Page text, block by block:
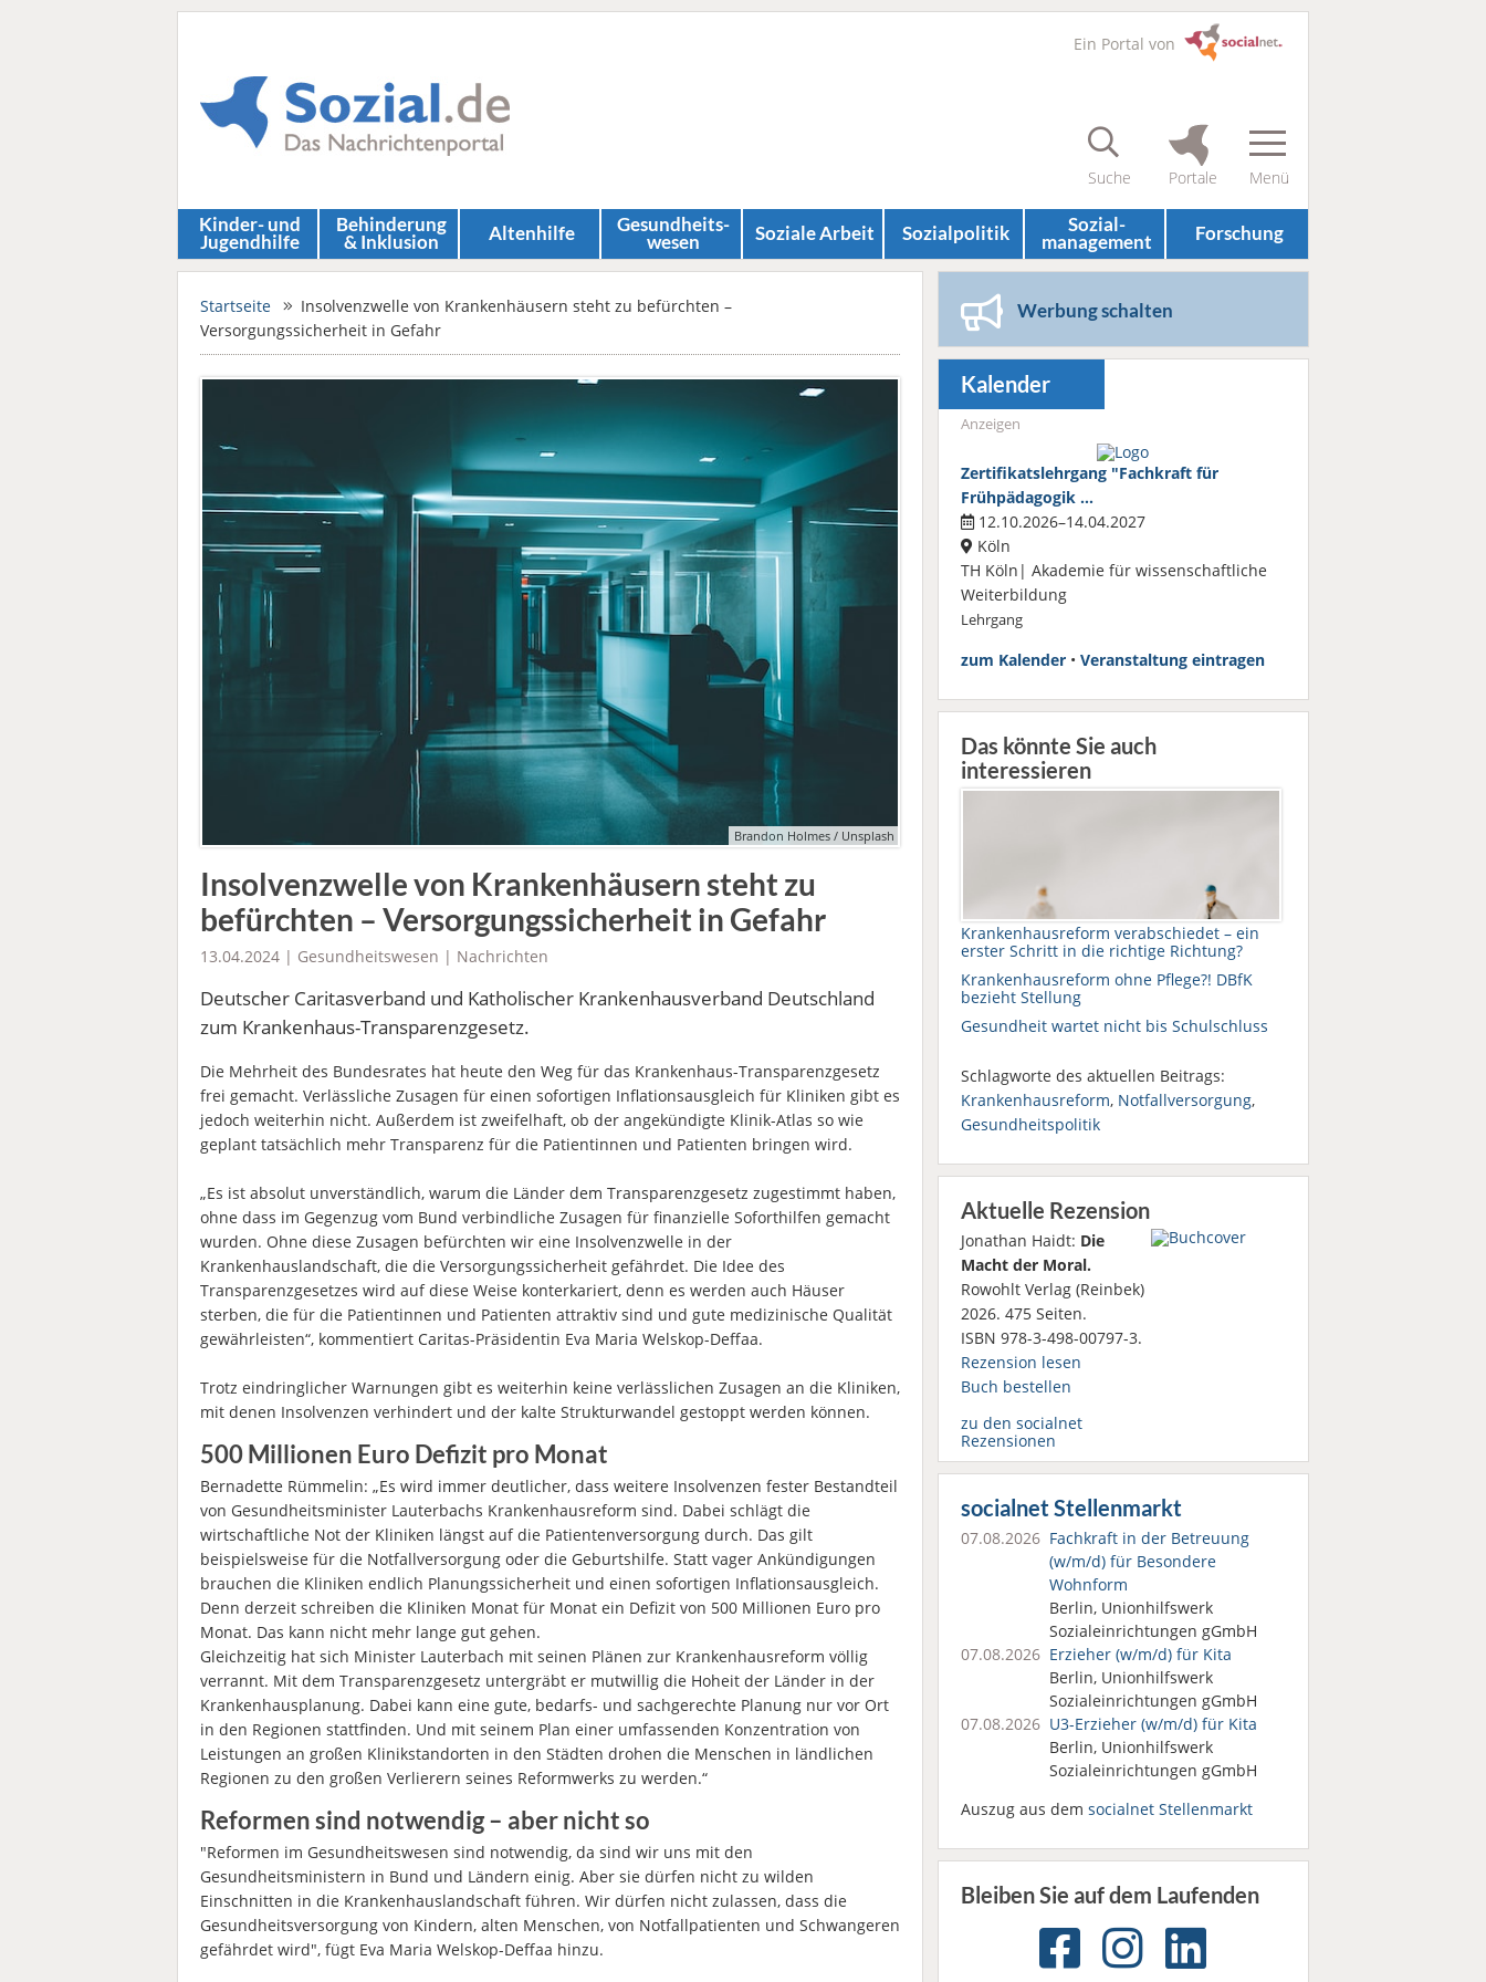
Ein Portal von
Kinder- und
Jugendhilfe
Behinderung
& Inklusion Altenhilfe Gesundheits­
wesen Soziale Arbeit Sozial­politik Sozial­
management Forschung
Startseite
Insolvenzwelle von Krankenhäusern steht zu befürchten –
Versorgungssicherheit in Gefahr
Brandon Holmes / Unsplash
Insolvenzwelle von Krankenhäusern steht zu
befürchten – Versorgungssicherheit in Gefahr
13.04.2024 | Gesundheitswesen | Nachrichten
Deutscher Caritasverband und Katholischer Krankenhausverband Deutschland
zum Krankenhaus-Transparenzgesetz.
Die Mehrheit des Bundesrates hat heute den Weg für das Krankenhaus-Transparenzgesetz
frei gemacht. Verlässliche Zusagen für einen sofortigen Inflationsausgleich für Kliniken gibt es
jedoch weiterhin nicht. Außerdem ist zweifelhaft, ob der angekündigte Klinik-Atlas so wie
geplant tatsächlich mehr Transparenz für die Patientinnen und Patienten bringen wird.
„Es ist absolut unverständlich, warum die Länder dem Transparenzgesetz zugestimmt haben,
ohne dass im Gegenzug vom Bund verbindliche Zusagen für finanzielle Soforthilfen gemacht
wurden. Ohne diese Zusagen befürchten wir eine Insolvenzwelle in der
Krankenhauslandschaft, die die Versorgungssicherheit gefährdet. Die Idee des
Transparenzgesetzes wird auf diese Weise konterkariert, denn es werden auch Häuser
sterben, die für die Patientinnen und Patienten attraktiv sind und gute medizinische Qualität
gewährleisten“, kommentiert Caritas-Präsidentin Eva Maria Welskop-Deffaa.
Trotz eindringlicher Warnungen gibt es weiterhin keine verlässlichen Zusagen an die Kliniken,
mit denen Insolvenzen verhindert und der kalte Strukturwandel gestoppt werden können.
500 Millionen Euro Defizit pro Monat
Bernadette Rümmelin: „Es wird immer deutlicher, dass weitere Insolvenzen fester Bestandteil
von Gesundheitsminister Lauterbachs Krankenhausreform sind. Dabei schlägt die
wirtschaftliche Not der Kliniken längst auf die Patientenversorgung durch. Das gilt
beispielsweise für die Notfallversorgung oder die Geburtshilfe. Statt vager Ankündigungen
brauchen die Kliniken endlich Planungssicherheit und einen sofortigen Inflationsausgleich.
Denn derzeit schreiben die Kliniken Monat für Monat ein Defizit von 500 Millionen Euro pro
Monat. Das kann nicht mehr lange gut gehen.
Gleichzeitig hat sich Minister Lauterbach mit seinen Plänen zur Krankenhausreform völlig
verrannt. Mit dem Transparenzgesetz untergräbt er mutwillig die Hoheit der Länder in der
Krankenhausplanung. Dabei kann eine gute, bedarfs- und sachgerechte Planung nur vor Ort
in den Regionen stattfinden. Und mit seinem Plan einer umfassenden Konzentration von
Leistungen an großen Klinikstandorten in den Städten drohen die Menschen in ländlichen
Regionen zu den großen Verlierern seines Reformwerks zu werden.“
Reformen sind notwendig – aber nicht so
"Reformen im Gesundheitswesen sind notwendig, da sind wir uns mit den
Gesundheitsministern in Bund und Ländern einig. Aber sie dürfen nicht zu wilden
Einschnitten in die Krankenhauslandschaft führen. Wir dürfen nicht zulassen, dass die
Gesundheitsversorgung von Kindern, alten Menschen, von Notfallpatienten und Schwangeren
gefährdet wird", fügt Eva Maria Welskop-Deffaa hinzu.
Werbung schalten
Kalender
Anzeigen
Zertifikatslehrgang "Fachkraft für
Frühpädagogik …
12.10.2026–14.04.2027
Köln
TH Köln| Akademie für wissenschaftliche
Weiterbildung
Lehrgang
zum Kalender• Veranstaltung eintragen
Das könnte Sie auch
interessieren
Krankenhausreform verabschiedet – ein
erster Schritt in die richtige Richtung?
Krankenhausreform ohne Pflege?! DBfK
bezieht Stellung
Gesundheit wartet nicht bis Schulschluss
Schlagworte des aktuellen Beitrags:
Krankenhausreform, Notfallversorgung,
Gesundheitspolitik
Aktuelle Rezension
Jonathan Haidt: Die
Macht der Moral.
Rowohlt Verlag (Reinbek)
2026. 475 Seiten.
ISBN 978-3-498-00797-3.
Rezension lesen
Buch bestellen
zu den socialnet
Rezensionen
socialnet Stellenmarkt
07.08.2026 Fachkraft in der Betreuung
(w/m/d) für Besondere
Wohnform
Berlin, Unionhilfswerk
Sozialeinrichtungen gGmbH
07.08.2026 Erzieher (w/m/d) für Kita
Berlin, Unionhilfswerk
Sozialeinrichtungen gGmbH
07.08.2026 U3-Erzieher (w/m/d) für Kita
Berlin, Unionhilfswerk
Sozialeinrichtungen gGmbH
Auszug aus dem socialnet Stellenmarkt
Bleiben Sie auf dem Laufenden